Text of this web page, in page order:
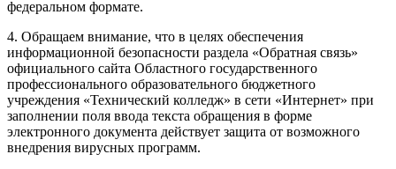
федеральном формате.
4. Обращаем внимание, что в целях обеспечения
информационной безопасности раздела «Обратная связь»
официального сайта Областного государственного
профессионального образовательного бюджетного
учреждения «Технический колледж» в сети «Интернет» при
заполнении поля ввода текста обращения в форме
электронного документа действует защита от возможного
внедрения вирусных программ.